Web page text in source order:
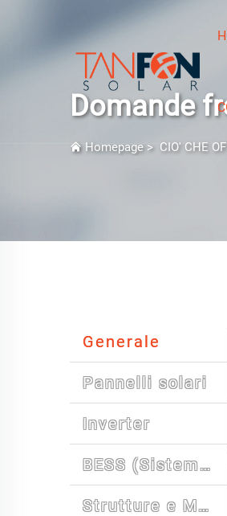
Domande
Homepage> CIO' CHE
Generale
Pannelli solari
Inverter
BESS (Sistema di Accumulo Energetico a Batteria)
Strutture e Montaggio